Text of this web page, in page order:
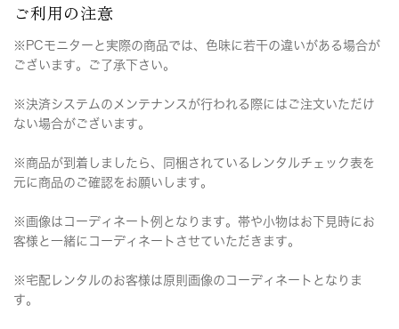
ご利用の注意
※PCモニターと実際の商品では、色味に若干の違いがある場合が
ございます。ご了承下さい。
※決済システムのメンテナンスが行われる際にはご注文いただけ
ない場合がございます。
※商品が到着しましたら、同梱されているレンタルチェック表を
元に商品のご確認をお願いします。
※画像はコーディネート例となります。帯や小物はお下見時にお
客様と一緒にコーディネートさせていただきます。
※宅配レンタルのお客様は原則画像のコーディネートとなりま
す。